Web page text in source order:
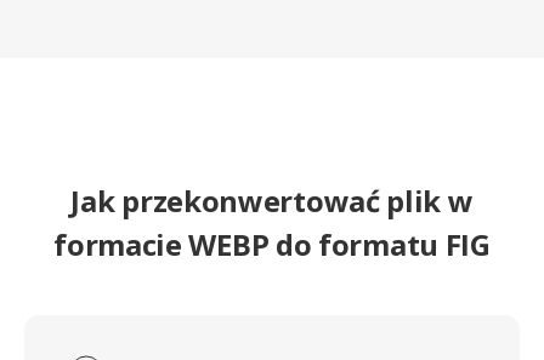
Jak przekonwertować plik w
formacie WEBP do formatu FIG